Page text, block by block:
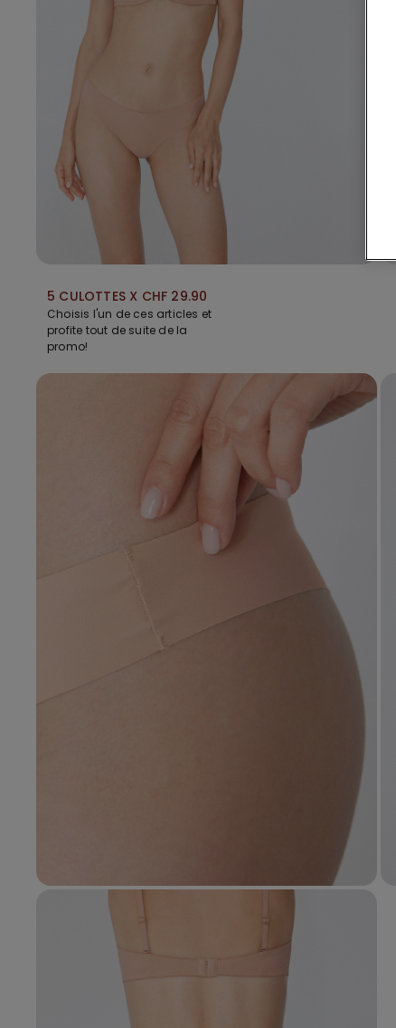
5 CULOTTES X CHF 29.90
Choisis l'un de ces articles et
profite tout de suite de la
promo!